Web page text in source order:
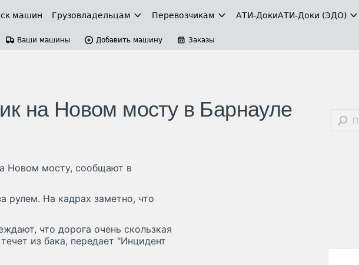
машин Грузовладельцам Перевозчикам АТИ-ДокиАТИ-Доки (ЭДО)
Ваши машины Добавить машину Заказы
на Новом мосту в Барнауле
Новом мосту, сообщают в
рулем. На кадрах заметно, что
что дорога очень скользкая
из бака, передает "Инцидент